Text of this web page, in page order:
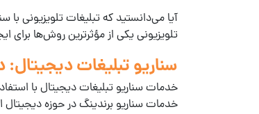
آیا می‌دانستید که تبلیغات تلویزیونی با سناریو حرفه‌ای می‌توانند تا 75% بیشتر از تبلیغات
تلویزیونییکی از مؤثرترین روش‌ها
سناریو تبلیغات
خدمات سناریو تبلیغات دیجیتال با
خدمات سناریو برندینگدر حوزه